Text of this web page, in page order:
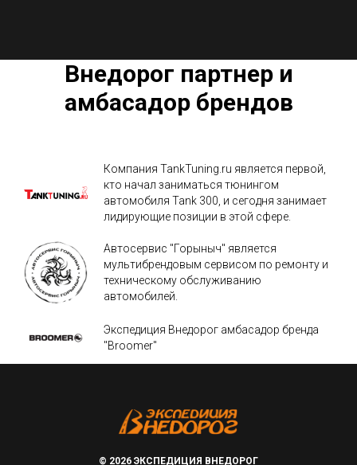
Внедорог партнер и
амбасадор брендов
Компания TankTuning.ru является первой,
кто начал заниматься тюнингом
автомобиля Tank 300, и сегодня занимает
лидирующие позиции в этой сфере.
Автосервис "Горыныч" является
мультибрендовым сервисом по ремонту и
техническому обслуживанию
автомобилей.
Экспедиция Внедорог амбасадор бренда
"Broomer"
© 2026 ЭКСПЕДИЦИЯ ВНЕДОРОГ